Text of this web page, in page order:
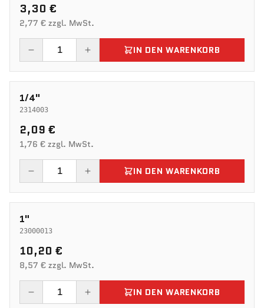
3,30 €
2,77 € zzgl. MwSt.
IN DEN WARENKORB
1/4"
2314003
2,09 €
1,76 € zzgl. MwSt.
IN DEN WARENKORB
1"
23000013
10,20 €
8,57 € zzgl. MwSt.
IN DEN WARENKORB